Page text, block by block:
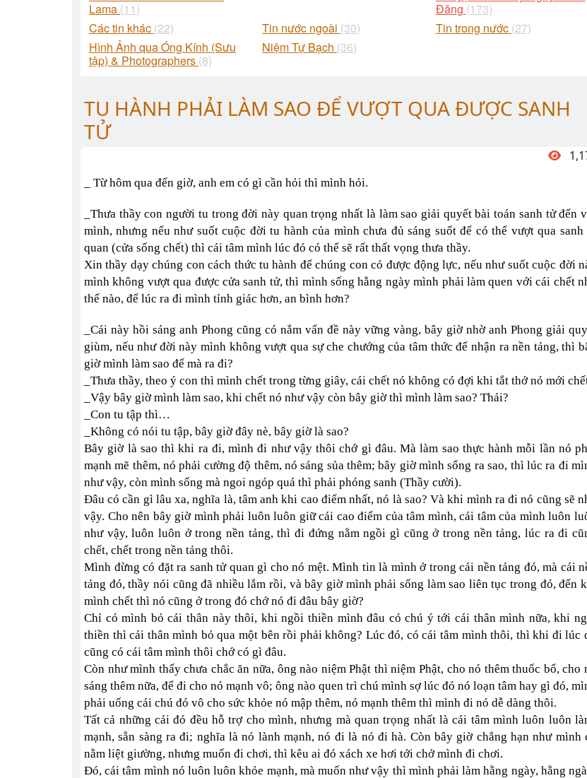
Lama (11)
Đăng (173)
Các tin khác (22) Tin nước ngoài (30) Tin trong nước (27)
Hình Ảnh qua Óng Kính (Sưu
tập) & Photographers (8)
Niệm Tự Bạch (36)
TU HÀNH PHẢI LÀM SAO ĐỂ VƯỢT QUA ĐƯỢC SANH
TỬ
_ Từ hôm qua đến giờ, anh em có gì cần hỏi thì mình hỏi.
_Thưa thầy con người tu trong đời này quan trọng nhất là làm sao giải quyết bài toán sanh tử đến
mình, nhưng nếu như suốt cuộc đời tu hành của mình chưa đủ sáng suốt để có thể vượt qua sanh
quan (cửa sống chết) thì cái tâm mình lúc đó có thể sẽ rất thất vọng thưa thầy.
Xin thầy dạy chúng con cách thức tu hành để chúng con có được động lực, nếu như suốt cuộc đời
mình không vượt qua được cửa sanh tử, thì mình sống hằng ngày mình phải làm quen với cái chết
thế nào, để lúc ra đi mình tỉnh giác hơn, an bình hơn?
_Cái này hồi sáng anh Phong cũng có nắm vấn đề này vững vàng, bây giờ nhờ anh Phong giải
giùm, nếu như đời này mình không vượt qua sự che chướng của tâm thức để nhận ra nền tảng, thì
giờ mình làm sao để mà ra đi?
_Thưa thầy, theo ý con thì mình chết trong từng giây, cái chết nó không có đợi khi tắt thở nó mới
_Vậy bây giờ mình làm sao, khi chết nó như vậy còn bây giờ thì mình làm sao? Thái?
_Con tu tập thì…
_Không có nói tu tập, bây giờ đây nè, bây giờ là sao?
Bây giờ là sao thì khi ra đi, mình đi như vậy thôi chớ gì đâu. Mà làm sao thực hành mỗi lần nó
mạnh mẽ thêm, nó phải cường độ thêm, nó sáng sủa thêm; bây giờ mình sống ra sao, thì lúc ra đi
như vậy, còn mình sống mà ngoi ngóp quá thì phải phóng sanh (Thầy cười).
Đâu có cần gì lâu xa, nghĩa là, tâm anh khi cao điểm nhất, nó là sao? Và khi mình ra đi nó cũng sẽ
vậy. Cho nên bây giờ mình phải luôn luôn giữ cái cao điểm của tâm mình, cái tâm của mình luôn
như vậy, luôn luôn ở trong nền tảng, thì đi đứng nằm ngồi gì cũng ở trong nền tảng, lúc ra đi
chết, chết trong nền tảng thôi.
Mình đừng có đặt ra sanh tử quan gì cho nó mệt. Mình tin là mình ở trong cái nền tảng đó, mà cái
tảng đó, thầy nói cũng đã nhiều lắm rồi, và bây giờ mình phải sống làm sao liên tục trong đó, đến
mình chết thì nó cũng ở trong đó chớ nó đi đâu bây giờ?
Chỉ có mình bỏ cái thân này thôi, khi ngồi thiền mình đâu có chú ý tới cái thân mình nữa, khi
thiền thì cái thân mình bỏ qua một bên rồi phải không? Lúc đó, có cái tâm mình thôi, thì khi đi lúc
cũng có cái tâm mình thôi chớ có gì đâu.
Còn như mình thấy chưa chắc ăn nữa, ông nào niệm Phật thì niệm Phật, cho nó thêm thuốc bổ, cho
sáng thêm nữa, để đi cho nó mạnh vô; ông nào quen trì chú mình sợ lúc đó nó loạn tâm hay gì đó,
phải uống cái chú đó vô cho sức khỏe nó mập thêm, nó mạnh thêm thì mình đi nó dễ dàng thôi.
Tất cả những cái đó đều hỗ trợ cho mình, nhưng mà quan trọng nhất là cái tâm mình luôn luôn
mạnh, sẵn sàng ra đi; nghĩa là nó lành mạnh, nó đi là nó đi hà. Còn bây giờ chẳng hạn như mình
nằm liệt giường, nhưng muốn đi chơi, thì kêu ai đó xách xe hơi tới chở mình đi chơi.
Đó, cái tâm mình nó luôn luôn khỏe mạnh, mà muốn như vậy thì mình phải làm hằng ngày, hằng